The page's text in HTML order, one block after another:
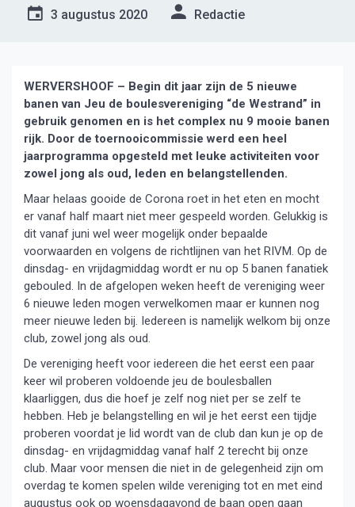
3 augustus 2020 Redactie
WERVERSHOOF – Begin dit jaar zijn de 5 nieuwe
banen van Jeu de boulesvereniging “de Westrand” in
gebruik genomen en is het complex nu 9 mooie banen
rijk. Door de toernooicommissie werd een heel
jaarprogramma opgesteld met leuke activiteiten voor
zowel jong als oud, leden en belangstellenden.
Maar helaas gooide de Corona roet in het eten en mocht
er vanaf half maart niet meer gespeeld worden. Gelukkig is
dit vanaf juni wel weer mogelijk onder bepaalde
voorwaarden en volgens de richtlijnen van het RIVM. Op de
dinsdag- en vrijdagmiddag wordt er nu op 5 banen fanatiek
gebouled. In de afgelopen weken heeft de vereniging weer
6 nieuwe leden mogen verwelkomen maar er kunnen nog
meer nieuwe leden bij. Iedereen is namelijk welkom bij onze
club, zowel jong als oud.
De vereniging heeft voor iedereen die het eerst een paar
keer wil proberen voldoende jeu de boulesballen
klaarliggen, dus die hoef je zelf nog niet per se zelf te
hebben. Heb je belangstelling en wil je het eerst een tijdje
proberen voordat je lid wordt van de club dan kun je op de
dinsdag- en vrijdagmiddag vanaf half 2 terecht bij onze
club. Maar voor mensen die niet in de gelegenheid zijn om
overdag te komen spelen wilde vereniging tot en met eind
augustus ook op woensdagavond de baan open gaan